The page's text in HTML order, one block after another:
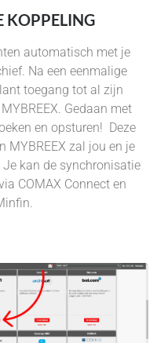
KOPPELING
automatisch met je
Na een eenmalige
toegang tot al zijn
Gedaan met
en opsturen! Deze
MYBREEX zal jou en je
Je kan de synchronisatie
COMAX Connect en